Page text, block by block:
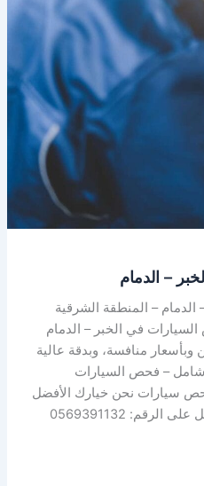
– الدمام
– المنطقة الشرقية
في الخبر – الدمام
منافسة، وبدقة عالية
– فحص السيارات
سيارات نحن خيارك الأفضل
اتصل بنا: للحجز والاستعلام اتصل على الرقم: 0569391132